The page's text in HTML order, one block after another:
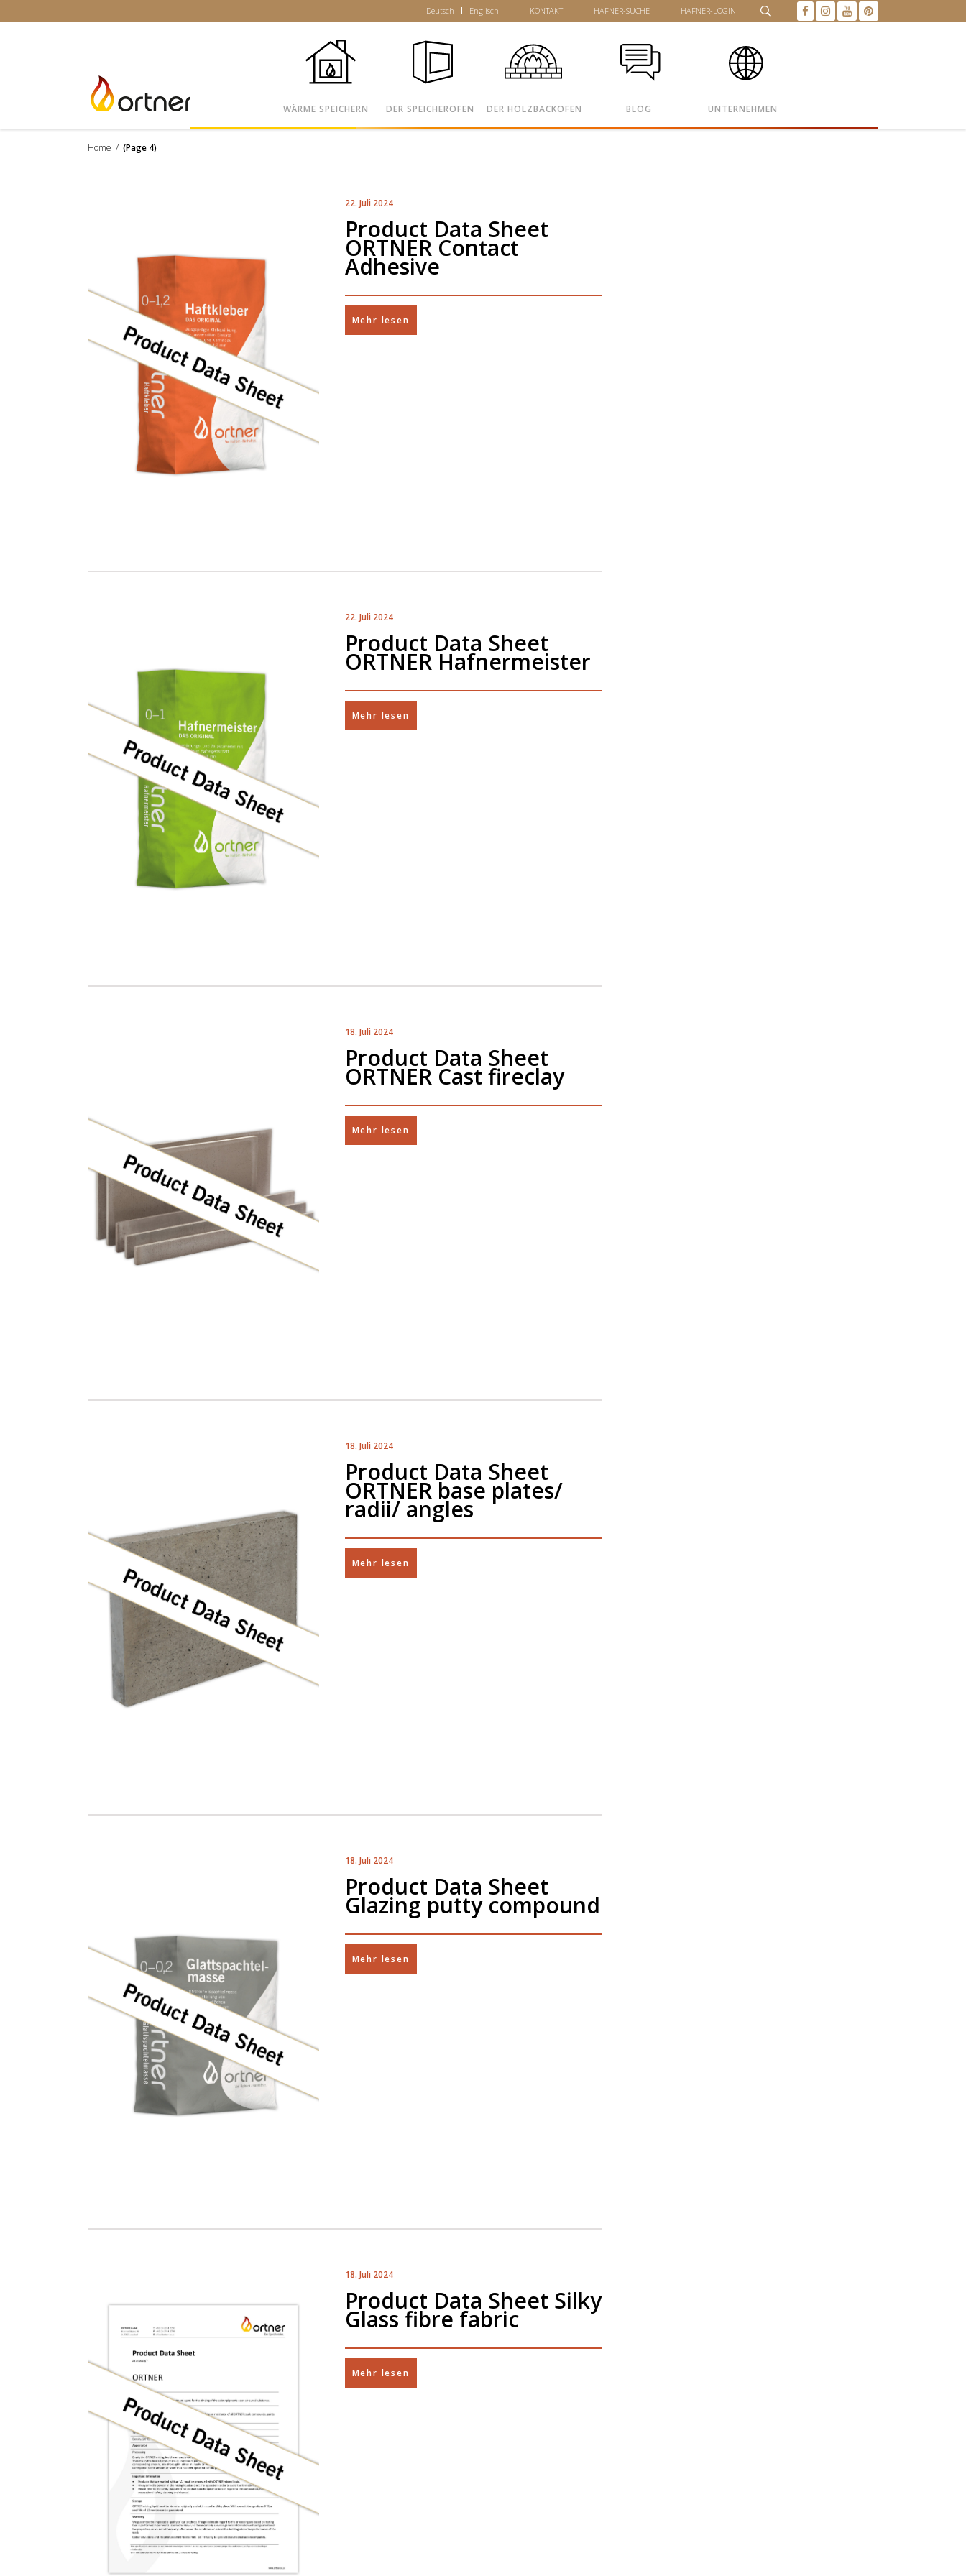
Deutsch Englisch KONTAKT HAFNER-SUCHE HAFNER-LOGIN
WÄRME SPEICHERN DER SPEICHEROFEN DER HOLZBACKOFEN BLOG UNTERNEHMEN
Home / (Page 4)
22. Juli 2024
Product Data Sheet
ORTNER Contact
Adhesive
Mehr lesen
22. Juli 2024
Product Data Sheet
ORTNER Hafnermeister
Mehr lesen
18. Juli 2024
Product Data Sheet
ORTNER Cast fireclay
Mehr lesen
18. Juli 2024
Product Data Sheet
ORTNER base plates/
radii/ angles
Mehr lesen
18. Juli 2024
Product Data Sheet
Glazing putty compound
Mehr lesen
18. Juli 2024
Product Data Sheet Silky
Glass fibre fabric
Mehr lesen